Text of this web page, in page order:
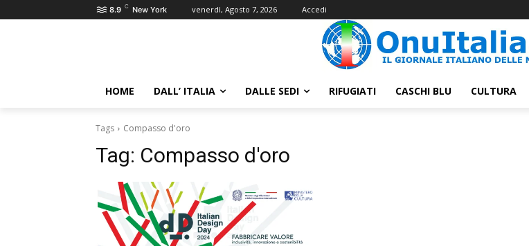
8.9 C New York venerdì, Agosto 7, 2026 Accedi
HOME DALL’ ITALIA DALLE SEDI RIFUGIATI CASCHI BLU CULTURA
Tags Compasso d'oro
Tag: Compasso d'oro